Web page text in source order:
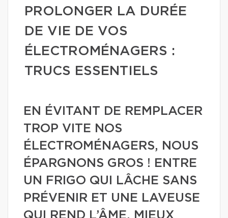
PROLONGER LA DURÉE
DE VIE DE VOS
ÉLECTROMÉNAGERS :
TRUCS ESSENTIELS
EN ÉVITANT DE REMPLACER
TROP VITE NOS
ÉLECTROMÉNAGERS, NOUS
ÉPARGNONS GROS ! ENTRE
UN FRIGO QUI LÂCHE SANS
PRÉVENIR ET UNE LAVEUSE
QUI REND L’ÂME, MIEUX